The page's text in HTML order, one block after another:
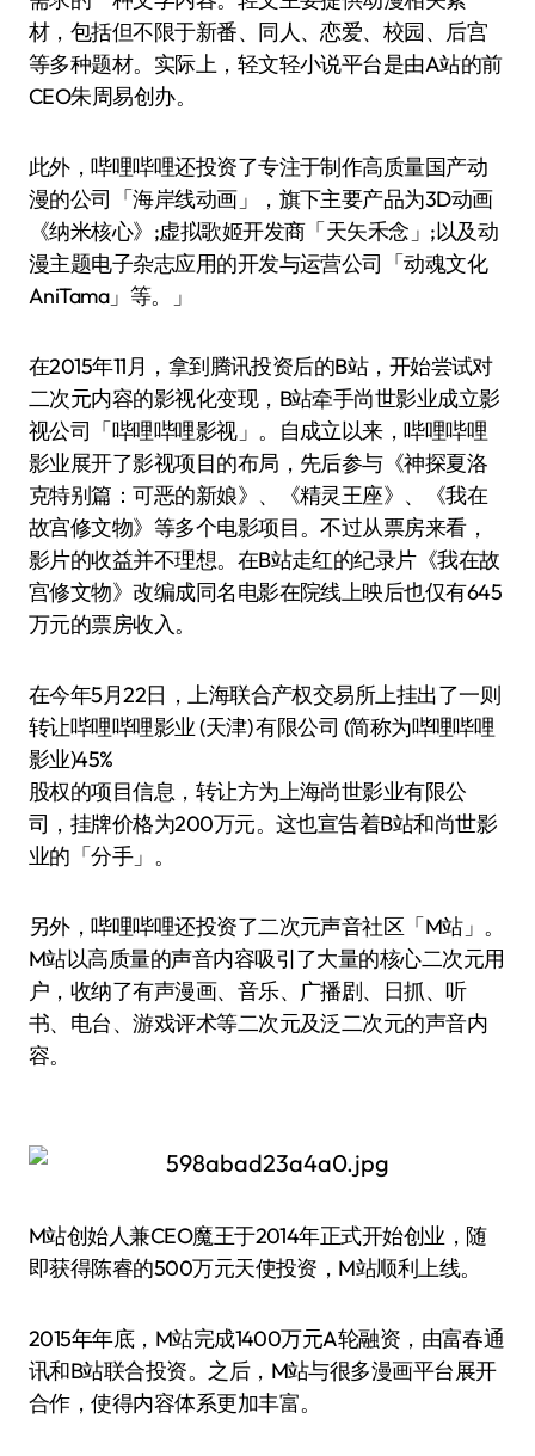
材，包括但不限于新番、同人、恋爱、校园、后宫
等多种题材。实际上，轻文轻小说平台是由A站的前
CEO朱周易创办。
此外，哔哩哔哩还投资了专注于制作高质量国产动
漫的公司「海岸线动画」，旗下主要产品为3D动画
《纳米核心》;虚拟歌姬开发商「天矢禾念」;以及动
漫主题电子杂志应用的开发与运营公司「动魂文化
AniTama」等。」
在2015年11月，拿到腾讯投资后的B站，开始尝试对
二次元内容的影视化变现，B站牵手尚世影业成立影
视公司「哔哩哔哩影视」。自成立以来，哔哩哔哩
影业展开了影视项目的布局，先后参与《神探夏洛
克特别篇：可恶的新娘》、《精灵王座》、《我在
故宫修文物》等多个电影项目。不过从票房来看，
影片的收益并不理想。在B站走红的纪录片《我在故
宫修文物》改编成同名电影在院线上映后也仅有645
万元的票房收入。
在今年5月22日，上海联合产权交易所上挂出了一则
转让哔哩哔哩影业 (天津) 有限公司 (简称为哔哩哔哩
影业)45%
股权的项目信息，转让方为上海尚世影业有限公
司，挂牌价格为200万元。这也宣告着B站和尚世影
业的「分手」。
另外，哔哩哔哩还投资了二次元声音社区「M站」。
M站以高质量的声音内容吸引了大量的核心二次元用
户，收纳了有声漫画、音乐、广播剧、日抓、听
书、电台、游戏评术等二次元及泛二次元的声音内
容。
M站创始人兼CEO魔王于2014年正式开始创业，随
即获得陈睿的500万元天使投资，M站顺利上线。
2015年年底，M站完成1400万元A轮融资，由富春通
讯和B站联合投资。之后，M站与很多漫画平台展开
合作，使得内容体系更加丰富。